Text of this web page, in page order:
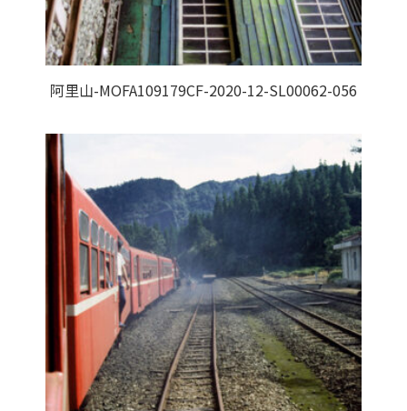
阿里山-MOFA109179CF-2020-12-SL00062-056